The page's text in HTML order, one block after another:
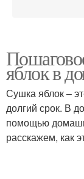
яблок в
Сушка яблок –
долгий срок. В
помощью
расскажем, как